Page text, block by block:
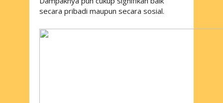
secara pribadi maupun secara sosial.